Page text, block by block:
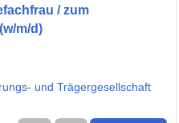
/ zum
m/d)
und Trägergesellschaft